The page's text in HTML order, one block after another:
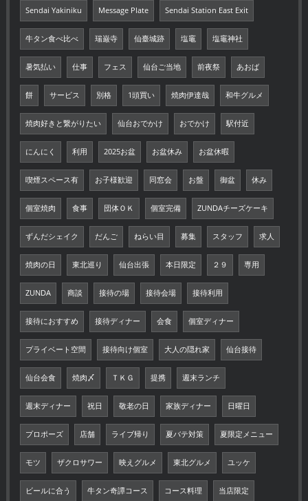
Sendai Yakiniku Message Plate Sendai Station East Exit
牛タン食べ比べ 瑞巌寺 仙臺城跡 塩竈 塩竈神社
暑気払い 仕事 フェス 仙台ご当地 前夜祭 あおば
餅 サービス 別格 1頭買い 焼肉伊達哉 和牛グルメ
焼肉好きと繋がりたい 仙台おでかけ おでかけ 駅付近
にんにく 利用 2025お盆 お盆休み お盆休暇
喫煙スペース有 お子様歓迎 同窓会 お盤 御盆 休み
個室焼肉 食事 団体ＯＫ 個室完備 ZUNDAチーズケーキ
ずんだシェイク だんご ねらい目 募集 スタッフ 求人
焼肉の日 東北巡り 仙台出張 本日限定 ２９ 専用
ZUNDA 商談 接待の場 接待会場 接待利用
接待におすすめ 接待ディナー 会食 個室ディナー
プライベート空間 接待向け個室 大人の隠れ家 仙台接待
仙台会食 焼肉〆 ＴＫＧ 提携 週末ランチ
週末ディナー 祝日 敬老の日 家族ディナー 日曜日
プロポーズ 店舗 ライブ帰り 夏バテ対策 夏限定メニュー
モツ ザクロサワー 映えグルメ 東北グルメ ユッケ
ビールに合う 牛タン奇譚コース コース料理 当店限定